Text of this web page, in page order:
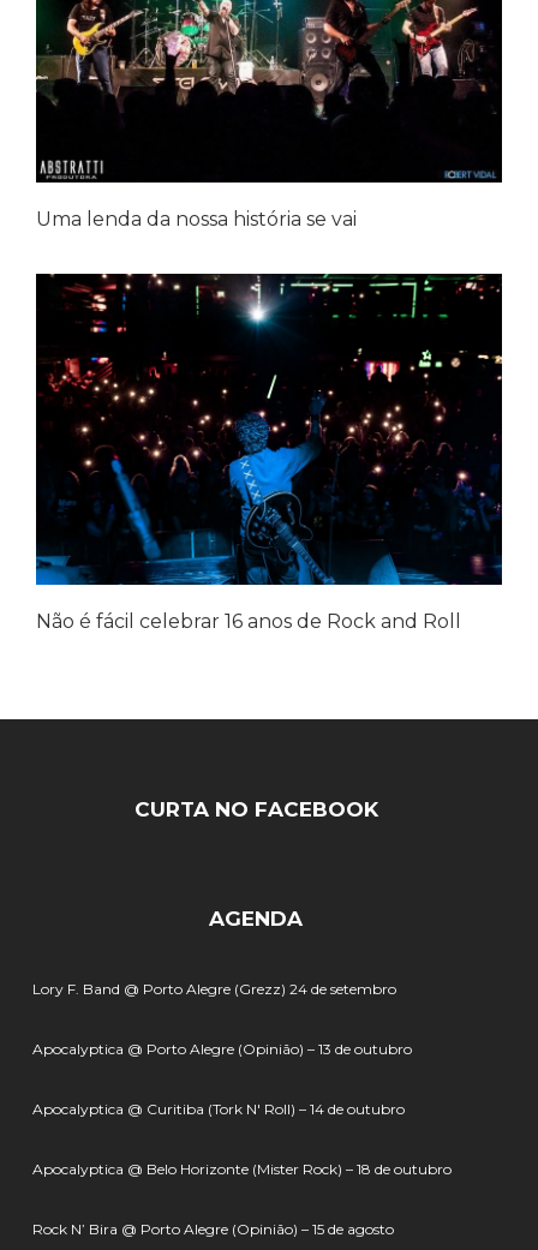
Uma lenda da nossa história se vai
Não é fácil celebrar 16 anos de Rock and Roll
CURTA NO FACEBOOK
AGENDA
Lory F. Band @ Porto Alegre (Grezz) 24 de setembro
Apocalyptica @ Porto Alegre (Opinião) – 13 de outubro
Apocalyptica @ Curitiba (Tork N' Roll) – 14 de outubro
Apocalyptica @ Belo Horizonte (Mister Rock) – 18 de outubro
Rock N’ Bira @ Porto Alegre (Opinião) – 15 de agosto